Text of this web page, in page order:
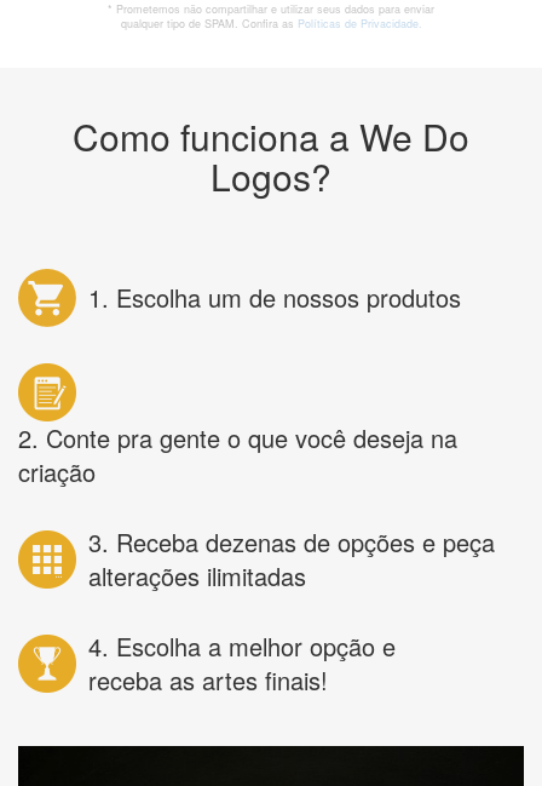
* Prometemos não compartilhar e utilizar seus dados para enviar
qualquer tipo de SPAM. Confira as Políticas de Privacidade.
Como funciona a We Do
Logos?
1. Escolha um de nossos produtos
2. Conte pra gente o que você deseja na
criação
3. Receba dezenas de opções e peça
alterações ilimitadas
4. Escolha a melhor opção e
receba as artes finais!